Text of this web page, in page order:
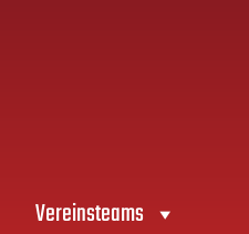
Vereinsteams